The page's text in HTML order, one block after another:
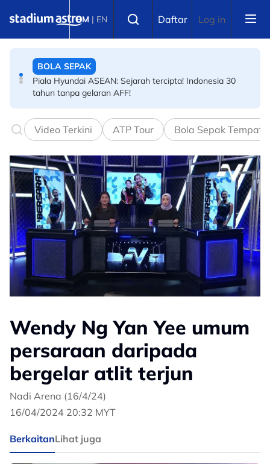
BM | EN Daftar Log in
Ultras Indonesia terus memberontak tekan Erick Thohir
BOLA SEPAK
Piala Hyundai ASEAN: Sejarah tercipta! Indonesia 30
tahun tanpa gelaran AFF!
BOLA SEPAK
Semalam juara di Indonesia, tak sampai 24 jam dah
Video Terkini ATP Tour Bola Sepak
Wendy Ng Yan Yee umum
persaraan daripada
bergelar atlit terjun
Nadi Arena (16/4/24)
16/04/2024 20:32 MYT
BerkaitanLihat juga